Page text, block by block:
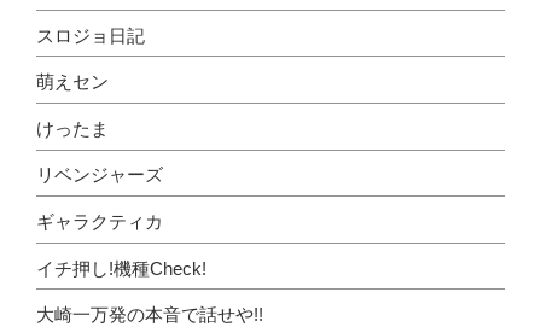
スロジョ日記
萌えセン
けったま
リベンジャーズ
ギャラクティカ
イチ押し!機種Check!
大崎一万発の本音で話せや!!